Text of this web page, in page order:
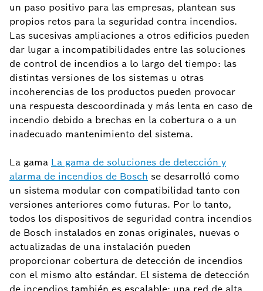
un paso positivo para las empresas, plantean sus
propios retos para la seguridad contra incendios.
Las sucesivas ampliaciones a otros edificios pueden
dar lugar a incompatibilidades entre las soluciones
de control de incendios a lo largo del tiempo: las
distintas versiones de los sistemas u otras
incoherencias de los productos pueden provocar
una respuesta descoordinada y más lenta en caso de
incendio debido a brechas en la cobertura o a un
inadecuado mantenimiento del sistema.
La gama La gama de soluciones de detección y
alarma de incendios de Bosch se desarrolló como
un sistema modular con compatibilidad tanto con
versiones anteriores como futuras. Por lo tanto,
todos los dispositivos de seguridad contra incendios
de Bosch instalados en zonas originales, nuevas o
actualizadas de una instalación pueden
proporcionar cobertura de detección de incendios
con el mismo alto estándar. El sistema de detección